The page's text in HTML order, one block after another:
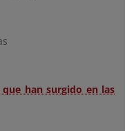
han surgido en las